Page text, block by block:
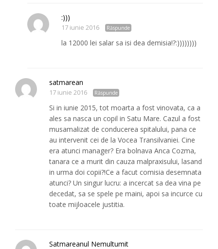
:)))
17 iunie 2016 Răspunde
la 12000 lei salar sa isi dea demisia!?:))))))))
satmarean
17 iunie 2016 Răspunde
Si in iunie 2015, tot moarta a fost vinovata, ca a
ales sa nasca un copil in Satu Mare. Cazul a fost
musamalizat de conducerea spitalului, pana ce
au intervenit cei de la Vocea Transilvaniei. Cine
era atunci manager? Era bolnava Anca Cozma,
tanara ce a murit din cauza malpraxisului, lasand
in urma doi copii?!Ce a facut comisia desemnata
atunci? Un singur lucru: a incercat sa dea vina pe
decedat, sa se spele pe maini, apoi sa incurce cu
toate mijloacele justitia.
Satmareanul Nemultumit